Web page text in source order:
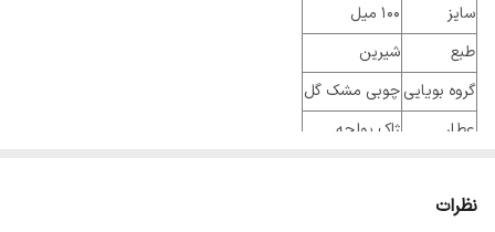
سایز
۱۰۰ میل
طبع
شیرین
گروه بویاییچوبی مشک گل
عطار
ژاک پولجه
نوع عطر
نظرات